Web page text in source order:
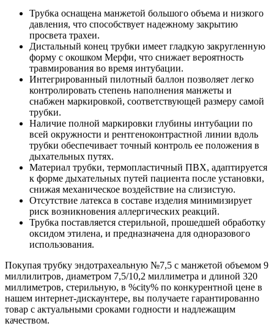
Трубка оснащена манжетой большого объема и низкого
давления, что способствует надежному закрытию
просвета трахеи.
Дистальный конец трубки имеет гладкую закругленную
форму с окошком Мерфи, что снижает вероятность
травмирования во время интубации.
Интегрированный пилотный баллон позволяет легко
контролировать степень наполнения манжеты и
снабжен маркировкой, соответствующей размеру самой
трубки.
Наличие полной маркировки глубины интубации по
всей окружности и рентгеноконтрастной линии вдоль
трубки обеспечивает точный контроль ее положения в
дыхательных путях.
Материал трубки, термопластичный ПВХ, адаптируется
к форме дыхательных путей пациента после установки,
снижая механическое воздействие на слизистую.
Отсутствие латекса в составе изделия минимизирует
риск возникновения аллергических реакций.
Трубка поставляется стерильной, прошедшей обработку
оксидом этилена, и предназначена для одноразового
использования.
Покупая трубку эндотрахеальную №7,5 с манжетой объемом 9
миллилитров, диаметром 7,5/10,2 миллиметра и длиной 320
миллиметров, стерильную, в %city% по конкурентной цене в
нашем интернет-дискаунтере, вы получаете гарантированно
товар с актуальными сроками годности и надлежащим
качеством.